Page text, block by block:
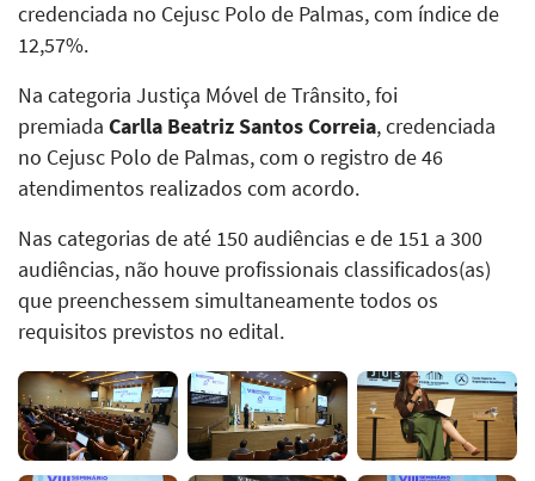
credenciada no Cejusc Polo de Palmas, com índice de
12,57%.
Na categoria Justiça Móvel de Trânsito, foi
premiada Carlla Beatriz Santos Correia, credenciada
no Cejusc Polo de Palmas, com o registro de 46
atendimentos realizados com acordo.
Nas categorias de até 150 audiências e de 151 a 300
audiências, não houve profissionais classificados(as)
que preenchessem simultaneamente todos os
requisitos previstos no edital.